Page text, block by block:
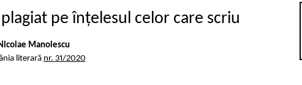
pe înțelesul celor care scriu
Manolescu
literară nr. 31/2020